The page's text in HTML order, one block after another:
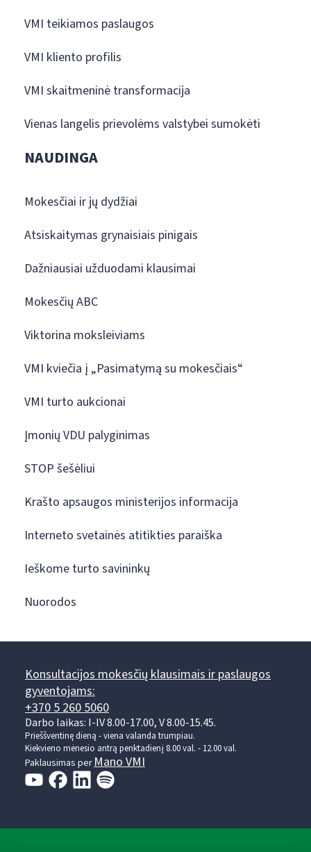
VMI teikiamos paslaugos
VMI kliento profilis
VMI skaitmeninė transformacija
Vienas langelis prievolėms valstybei sumokėti
NAUDINGA
Mokesčiai ir jų dydžiai
Atsiskaitymas grynaisiais pinigais
Dažniausiai užduodami klausimai
Mokesčių ABC
Viktorina moksleiviams
VMI kviečia į „Pasimatymą su mokesčiais“
VMI turto aukcionai
Įmonių VDU palyginimas
STOP šešėliui
Krašto apsaugos ministerijos informacija
Interneto svetainės atitikties paraiška
Ieškome turto savininkų
Nuorodos
Konsultacijos mokesčių klausimais ir paslaugos
gyventojams:
+370 5 260 5060
Darbo laikas: I-IV 8.00-17.00, V 8.00-15.45.
Prieššventinę dieną - viena valanda trumpiau.
Kiekvieno mėnesio antrą penktadienį 8.00 val. - 12.00 val.
Paklausimas per Mano VMI